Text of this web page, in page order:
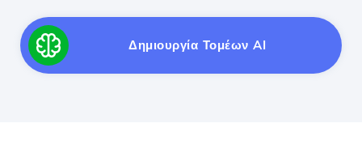
Δημιουργία Τομέων AI